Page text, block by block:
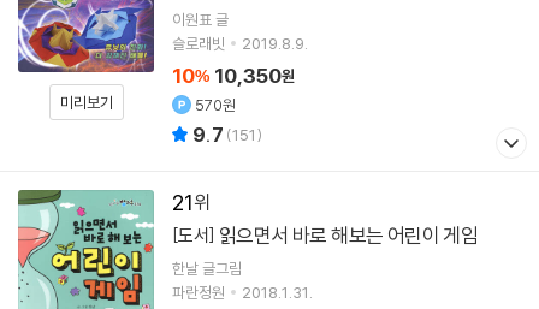
미리보기
이원표 글
슬로래빗
2019.8.9.
10% 10,350원
570원
9.7 (151)
21
[도서] 읽으면서 바로 해보는 어린이 게임
한날글그림
파란정원
2018.1.31.